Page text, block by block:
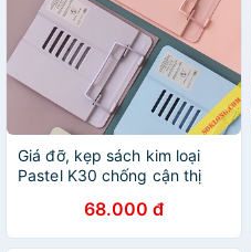
Giá đỡ, kẹp sách kim loại
Pastel K30 chống cận thị
68.000 đ